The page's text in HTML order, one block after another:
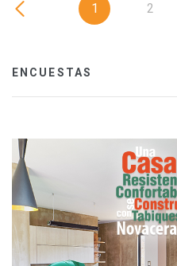
1 2
ENCUESTAS